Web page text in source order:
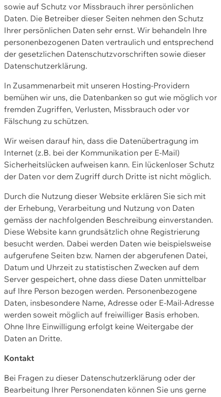
sowie auf Schutz vor Missbrauch ihrer persönlichen
Daten. Die Betreiber dieser Seiten nehmen den Schutz
Ihrer persönlichen Daten sehr ernst. Wir behandeln Ihre
personenbezogenen Daten vertraulich und entsprechend
der gesetzlichen Datenschutzvorschriften sowie dieser
Datenschutzerklärung.
In Zusammenarbeit mit unseren Hosting-Providern
bemühen wir uns, die Datenbanken so gut wie möglich vor
fremden Zugriffen, Verlusten, Missbrauch oder vor
Fälschung zu schützen.
Wir weisen darauf hin, dass die Datenübertragung im
Internet (z.B. bei der Kommunikation per E-Mail)
Sicherheitslücken aufweisen kann. Ein lückenloser Schutz
der Daten vor dem Zugriff durch Dritte ist nicht möglich.
Durch die Nutzung dieser Website erklären Sie sich mit
der Erhebung, Verarbeitung und Nutzung von Daten
gemäss der nachfolgenden Beschreibung einverstanden.
Diese Website kann grundsätzlich ohne Registrierung
besucht werden. Dabei werden Daten wie beispielsweise
aufgerufene Seiten bzw. Namen der abgerufenen Datei,
Datum und Uhrzeit zu statistischen Zwecken auf dem
Server gespeichert, ohne dass diese Daten unmittelbar
auf Ihre Person bezogen werden. Personenbezogene
Daten, insbesondere Name, Adresse oder E-Mail-Adresse
werden soweit möglich auf freiwilliger Basis erhoben.
Ohne Ihre Einwilligung erfolgt keine Weitergabe der
Daten an Dritte.
Kontakt
Bei Fragen zu dieser Datenschutzerklärung oder der
Bearbeitung Ihrer Personendaten können Sie uns gerne